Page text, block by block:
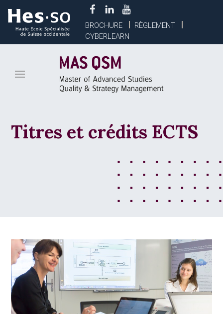
BROCHURE
RÈGLEMENT
CYBERLEARN
Titres et crédits ECTS